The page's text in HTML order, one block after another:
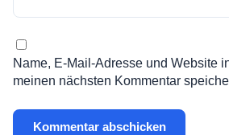
Name, E-Mail-Adresse und Website
meinen nächsten Kommentar